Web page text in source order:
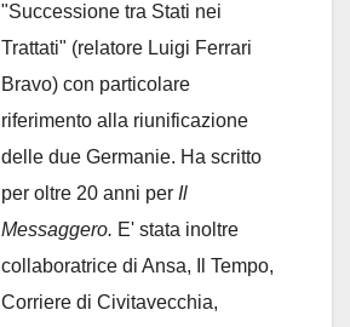
"Successione tra Stati nei
Trattati" (relatore Luigi Ferrari
Bravo) con particolare
riferimento alla riunificazione
delle due Germanie. Ha scritto
per oltre 20 anni per Il
Messaggero. E' stata inoltre
collaboratrice di Ansa, Il Tempo,
Corriere di Civitavecchia,